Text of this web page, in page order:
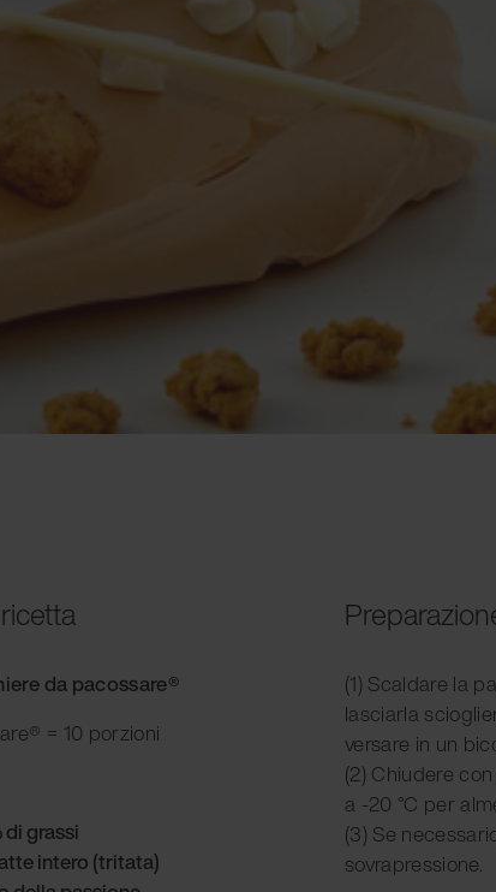
da pacossare®
= 10 porzioni
grassi
intero (tritata)
(1) Scaldare la
lasciarla
versare in un
(2) Chiudere
a -20 °C per
(3) Se
sovrapressione.